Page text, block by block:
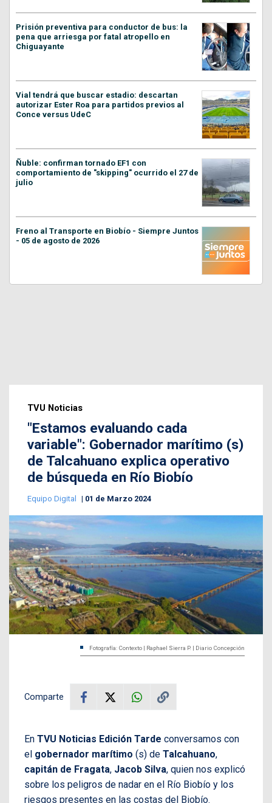
Prisión preventiva para conductor de bus: la
pena que arriesga por fatal atropello en
Chiguayante
Vial tendrá que buscar estadio: descartan
autorizar Ester Roa para partidos previos al
Conce versus UdeC
Ñuble: confirman tornado EF1 con
comportamiento de "skipping" ocurrido el 27 de
julio
Freno al Transporte en Biobío - Siempre Juntos
- 05 de agosto de 2026
TVU Noticias
"Estamos evaluando cada
variable": Gobernador marítimo (s)
de Talcahuano explica operativo
de búsqueda en Río Biobío
Equipo Digital 01 de Marzo 2024
Fotografía: Contexto | Raphael Sierra P. | Diario Concepción
Comparte
En TVU Noticias Edición Tarde conversamos con
el gobernador marítimo (s) de Talcahuano,
capitán de Fragata, Jacob Silva, quien nos explicó
sobre los peligros de nadar en el Río Biobío y los
riesgos presentes en las costas del Biobío.